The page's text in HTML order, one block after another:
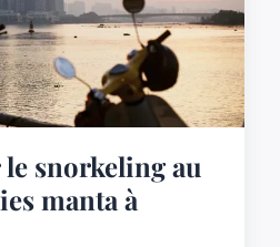
snorkeling au
manta à